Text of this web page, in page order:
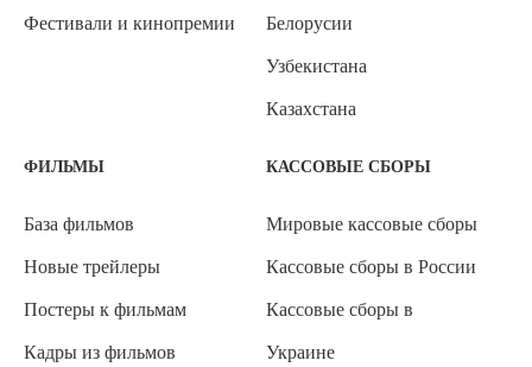
Фестивали и кинопремии Белорусии
Узбекистана
Казахстана
ФИЛЬМЫ
База фильмов
Новые трейлеры
Постеры к фильмам
Кадры из фильмов
КАССОВЫЕ СБОРЫ
Мировые кассовые сборы
Кассовые сборы в России
Кассовые сборы в
Украине